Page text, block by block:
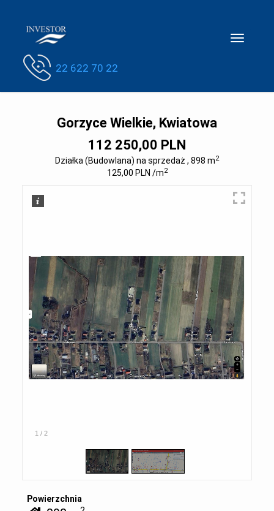
Toggle
22 622 70 22
Gorzyce Wielkie, Kwiatowa
112 250,00 PLN
Działka (Budowlana) na sprzedaż , 898 m2
125,00 PLN /m2
1 / 2
Powierzchnia